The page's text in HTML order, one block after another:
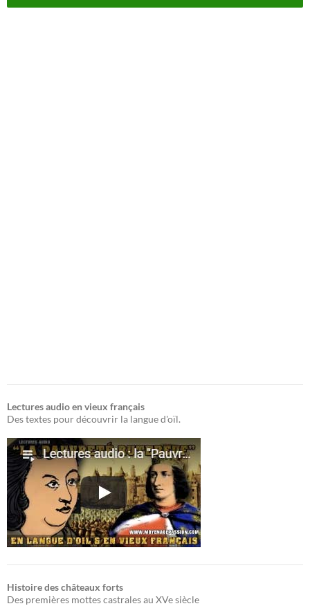
Lectures audio en vieux français
Des textes pour découvrir la langue d'oïl.
Histoire des châteaux forts
Des premières mottes castrales au XVe siècle